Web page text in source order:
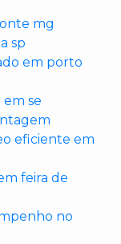
mg
sp
em porto
se
eficiente em
feira de
no